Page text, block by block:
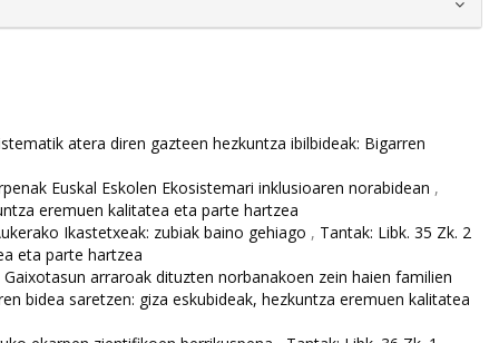
atera diren gazteen hezkuntza ibilbideak: Bigarren
Euskal Eskolen Ekosistemari inklusioaren norabidean ,
eremuen kalitatea eta parte hartzea
Ikastetxeak: zubiak baino gehiago , Tantak: Libk. 35 Zk. 2
eta parte hartzea
arraroak dituzten norbanakoen zein haien familien
bidea saretzen: giza eskubideak, hezkuntza eremuen kalitatea